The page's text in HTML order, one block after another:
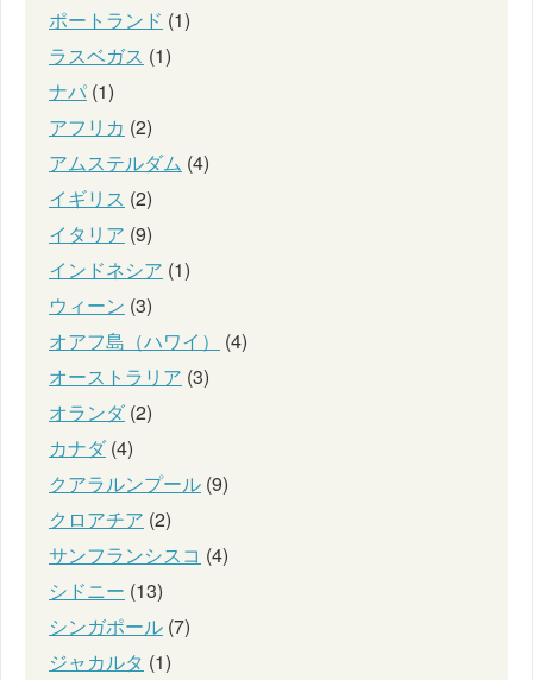
ポートランド (1)
ラスベガス (1)
ナパ (1)
アフリカ (2)
アムステルダム (4)
イギリス (2)
イタリア (9)
インドネシア (1)
ウィーン (3)
オアフ島（ハワイ）
(4)
オーストラリア (3)
オランダ(2)
カナダ(4)
クアラルンプール (9)
クロアチア (2)
サンフランシスコ (4)
シドニー (13)
シンガポール (7)
ジャカルタ (1)